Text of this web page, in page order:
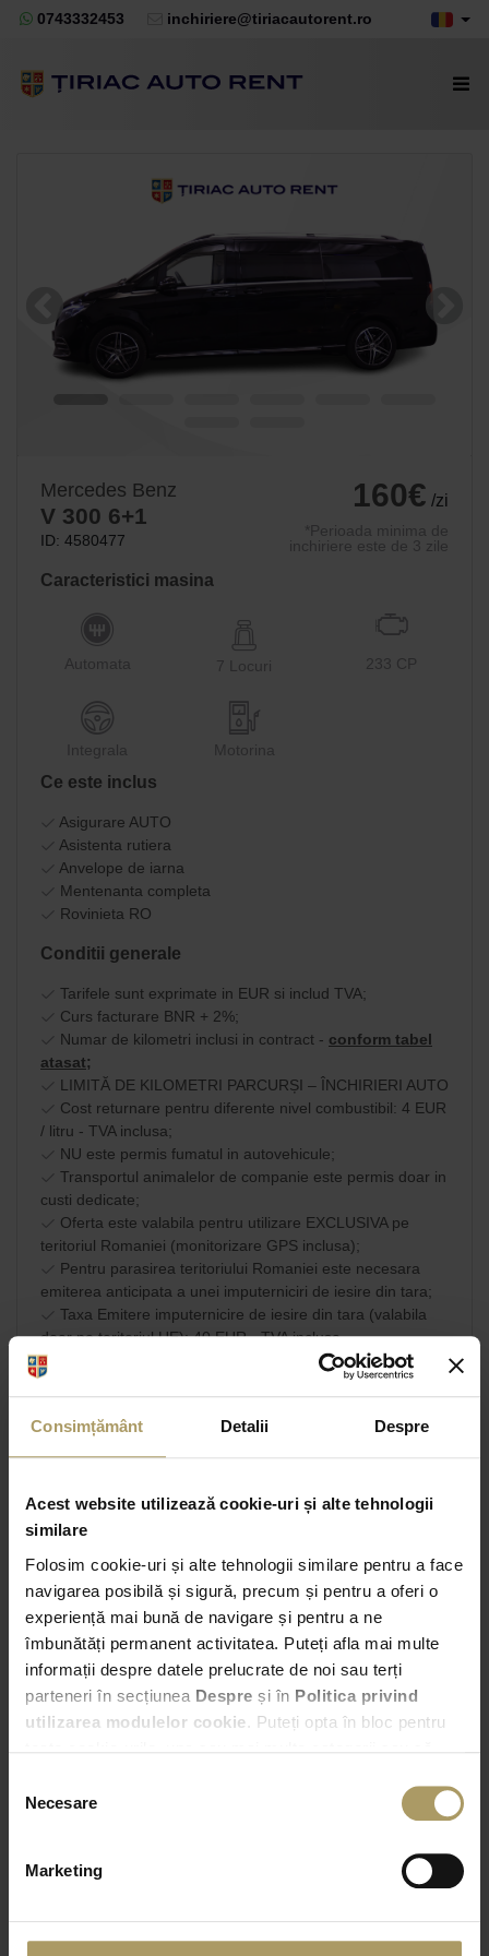
Consimțământ Detalii Despre
Acest website utilizează cookie-uri și alte tehnologii
similare
Folosim cookie-uri și alte tehnologii similare pentru a face
navigarea posibilă și sigură, precum și pentru a oferi o
experiență mai bună de navigare și pentru a ne
îmbunătăți permanent activitatea. Puteți afla mai multe
informații despre datele prelucrate de noi sau terți
parteneri în secțiunea Despre și în Politica privind
utilizarea modulelor cookie. Puteți opta în bloc pentru
corespunzător. Fac excepție cookie-urile necesare, care
sunt activate automat, conform legislației în vigoare.
consimțământului
Necesare
Marketing
0743332453 inchiriere@tiriacautorent.ro
Mercedes Benz
V 300 6+1
ID: 4580477
160€ /zi
*Perioada minima de
inchiriere este de 3 zile
Caracteristici masina
Automata 7 Locuri 233 CP
Integrala Motorina
Ce este inclus
Asigurare AUTO
Asistenta rutiera
Anvelope de iarna
Mentenanta completa
Rovinieta RO
Conditii generale
Tarifele sunt exprimate in EUR si includ TVA;
Curs facturare BNR + 2%;
Numar de kilometri inclusi in contract - conform tabel
atasat;
LIMITĂ DE KILOMETRI PARCURȘI – ÎNCHIRIERI AUTO
Cost returnare pentru diferente nivel combustibil: 4 EUR
/ litru - TVA inclusa;
NU este permis fumatul in autovehicule;
Transportul animalelor de companie este permis doar in
custi dedicate;
Oferta este valabila pentru utilizare EXCLUSIVA pe
teritoriul Romaniei (monitorizare GPS inclusa);
Pentru parasirea teritoriului Romaniei este necesara
emiterea anticipata a unei imputerniciri de iesire din tara;
Taxa Emitere imputernicire de iesire din tara (valabila
doar pe teritoriul UE): 40 EUR - TVA inclusa.
termenii si conditiile
comerciale
SHARE
Preluare
Bucuresti – Bd. Expozitiei nr. 2
19:00
Predare